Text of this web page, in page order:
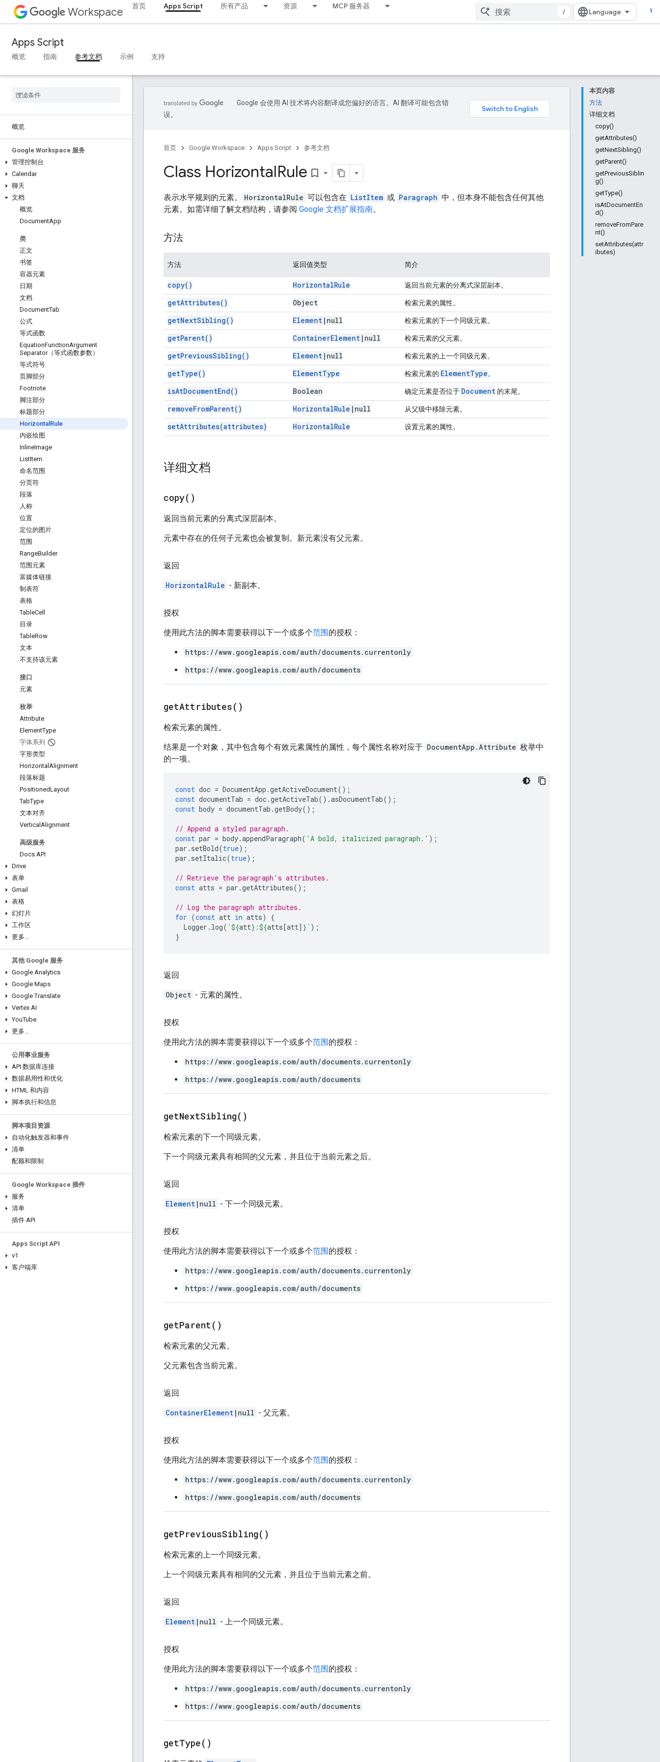
Workspace 首页 Apps Script 所有产品 资源 MCP 服务器
/
Apps Script
概览 指南 参考文档 示例 支持
概览
Google Workspace 服务
管理控制台
Calendar
聊天
文档
概览
DocumentApp
类
正文
书签
容器元素
日期
文档
DocumentTab
公式
等式函数
EquationFunctionArgument
Separator（等式函数参数）
等式符号
页脚部分
Footnote
脚注部分
标题部分
Horizontal Rule
内嵌绘图
InlineImage
ListItem
命名范围
分页符
段落
人称
位置
定位的图片
范围
RangeBuilder
范围元素
富媒体链接
制表符
表格
TableCell
目录
TableRow
文本
不支持该元素
接口
元素
枚举
Attribute
ElementType
字体系列
字形类型
Horizontal Alignment
段落标题
PositionedLayout
TabType
文本对齐
Vertical Alignment
高级服务
Docs API
Drive
表单
Gmail
表格
幻灯片
工作区
更多...
其他 Google 服务
Google Analytics
Google Maps
Google Translate
Vertex AI
YouTube
更多...
公用事业服务
API 数据库连接
数据易用性和优化
HTML 和内容
脚本执行和信息
脚本项目资源
自动化触发器和事件
清单
配额和限制
Google Workspace 插件
服务
清单
插件 API
Apps Script API
v1
客户端库
本页内容
方法
详细文档
copy()
getAttributes()
getNextSibling()
getParent()
getPreviousSiblin
g()
getType()
isAtDocumentEn
d()
removeFromPare
nt()
setAttributes(attr
ibutes)
Google 会使用 AI 技术将内容翻译成您偏好的语言。AI 翻译可能包含错
误。
首页 Google Workspace Apps Script 参考文档
Class HorizontalRule bookmark_border
表示水平规则的元素。 HorizontalRule 可以包含在 ListItem 或 Paragraph 中，但本身不能包含任何其他
元素。如需详细了解文档结构，请参阅 Google 文档扩展指南。
方法
方法 返回值类型 简介
copy( ) HorizontalRule 返回当前元素的分离式深层副本。
getAttributes( ) Object 检索元素的属性。
getNextSibling( ) Element | null 检索元素的下一个同级元素。
getParent( ) ContainerElement | null 检索元素的父元素。
getPreviousSibling( ) Element | null 检索元素的上一个同级元素。
getType( ) ElementType 检索元素的 ElementType。
isAtDocumentEnd( ) Boolean 确定元素是否位于 Document 的末尾。
removeFromParent( ) HorizontalRule | null 从父级中移除元素。
setAttributes(attributes) HorizontalRule 设置元素的属性。
详细文档
copy( )
返回当前元素的分离式深层副本。
元素中存在的任何子元素也会被复制。新元素没有父元素。
返回
HorizontalRule - 新副本。
授权
使用此方法的脚本需要获得以下一个或多个范围的授权：
https://www.googleapis.com/auth/documents.currentonly
https://www.googleapis.com/auth/documents
getAttributes( )
检索元素的属性。
结果是一个对象，其中包含每个有效元素属性的属性，每个属性名称对应于 DocumentApp.Attribute 枚举中
的一项。
const doc = DocumentApp .getActiveDocument();
const documentTab = doc.getActiveTab().asDocumentTab();
const body = documentTab .getBody();
// Append a styled paragraph.
const par = body.appendParagraph( 'A bold, italicized paragraph.' );
par . setBold(true);
par . setItalic(true);
// Retrieve the paragraph's attributes.
const atts = par .getAttributes();
// Log the paragraph attributes.
for (const att in atts)
{
Logger . log( `${att} :${atts[att] } ` );
}
返回
Object - 元素的属性。
授权
使用此方法的脚本需要获得以下一个或多个范围的授权：
https://www.googleapis.com/auth/documents.currentonly
https://www.googleapis.com/auth/documents
getNextSibling( )
检索元素的下一个同级元素。
下一个同级元素具有相同的父元素，并且位于当前元素之后。
返回
Element |null - 下一个同级元素。
授权
使用此方法的脚本需要获得以下一个或多个范围的授权：
https://www.googleapis.com/auth/documents.currentonly
https://www.googleapis.com/auth/documents
getParent( )
检索元素的父元素。
父元素包含当前元素。
返回
ContainerElement |null - 父元素。
授权
使用此方法的脚本需要获得以下一个或多个范围的授权：
https://www.googleapis.com/auth/documents.currentonly
https://www.googleapis.com/auth/documents
getPreviousSibling( )
检索元素的上一个同级元素。
上一个同级元素具有相同的父元素，并且位于当前元素之前。
返回
Element |null - 上一个同级元素。
授权
使用此方法的脚本需要获得以下一个或多个范围的授权：
https://www.googleapis.com/auth/documents.currentonly
https://www.googleapis.com/auth/documents
getType( )